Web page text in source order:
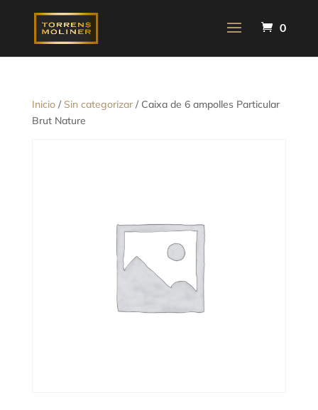
0
Inicio/ Sin categorizar/ Caixa de 6 ampolles Particular
Brut Nature